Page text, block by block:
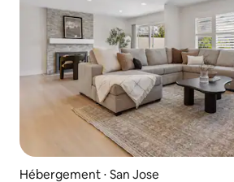
Hébergement ⋅ San Jose